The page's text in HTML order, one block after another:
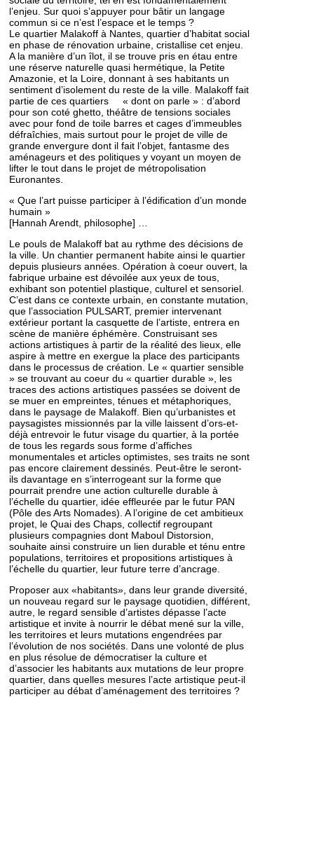
l’enjeu. Sur quoi s’appuyer pour bâtir un langage
commun si ce n’est l’espace et le temps ?
Le quartier Malakoff à Nantes, quartier d’habitat social
en phase de rénovation urbaine, cristallise cet enjeu.
A la manière d’un îlot, il se trouve pris en étau entre
une réserve naturelle quasi hermétique, la Petite
Amazonie, et la Loire, donnant à ses habitants un
sentiment d’isolement du reste de la ville. Malakoff fait
partie de ces quartiers « dont on parle » : d’abord
pour son coté ghetto, théâtre de tensions sociales
avec pour fond de toile barres et cages d’immeubles
défraîchies, mais surtout pour le projet de ville de
grande envergure dont il fait l’objet, fantasme des
aménageurs et des politiques y voyant un moyen de
lifter le tout dans le projet de métropolisation
Euronantes.
« Que l’art puisse participer à l’édification d’un monde
humain »
[Hannah Arendt, philosophe] …
Le pouls de Malakoff bat au rythme des décisions de
la ville. Un chantier permanent habite ainsi le quartier
depuis plusieurs années. Opération à coeur ouvert, la
fabrique urbaine est dévoilée aux yeux de tous,
exhibant son potentiel plastique, culturel et sensoriel.
C’est dans ce contexte urbain, en constante mutation,
que l’association PULSART, premier intervenant
extérieur portant la casquette de l’artiste, entrera en
scène de manière éphémère. Construisant ses
actions artistiques à partir de la réalité des lieux, elle
aspire à mettre en exergue la place des participants
dans le processus de création. Le « quartier sensible
» se trouvant au coeur du « quartier durable », les
traces des actions artistiques passées se doivent de
se muer en empreintes, ténues et métaphoriques,
dans le paysage de Malakoff. Bien qu’urbanistes et
paysagistes missionnés par la ville laissent d’ors-et-
déjà entrevoir le futur visage du quartier, à la portée
de tous les regards sous forme d’affiches
monumentales et articles optimistes, ses traits ne sont
pas encore clairement dessinés. Peut-être le seront-
ils davantage en s’interrogeant sur la forme que
pourrait prendre une action culturelle durable à
l’échelle du quartier, idée effleurée par le futur PAN
(Pôle des Arts Nomades). A l’origine de cet ambitieux
projet, le Quai des Chaps, collectif regroupant
plusieurs compagnies dont Maboul Distorsion,
souhaite ainsi construire un lien durable et ténu entre
populations, territoires et propositions artistiques à
l’échelle du quartier, leur future terre d’ancrage.
Proposer aux «habitants», dans leur grande diversité,
un nouveau regard sur le paysage quotidien, différent,
autre, le regard sensible d’artistes dépasse l’acte
artistique et invite à nourrir le débat mené sur la ville,
les territoires et leurs mutations engendrées par
l’évolution de nos sociétés. Dans une volonté de plus
en plus résolue de démocratiser la culture et
d’associer les habitants aux mutations de leur propre
quartier, dans quelles mesures l’acte artistique peut-il
participer au débat d’aménagement des territoires ?